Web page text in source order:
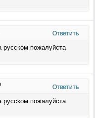
Ответить
русском пожалуйста
Ответить
русском пожалуйста